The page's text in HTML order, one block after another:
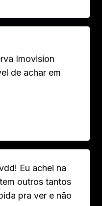
Imovision
de achar em
Eu achei na
outros tantos
pra ver e não